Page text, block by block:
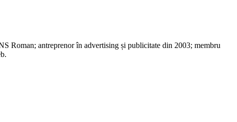
Roman; antreprenor în advertising și publicitate din 2003; membru